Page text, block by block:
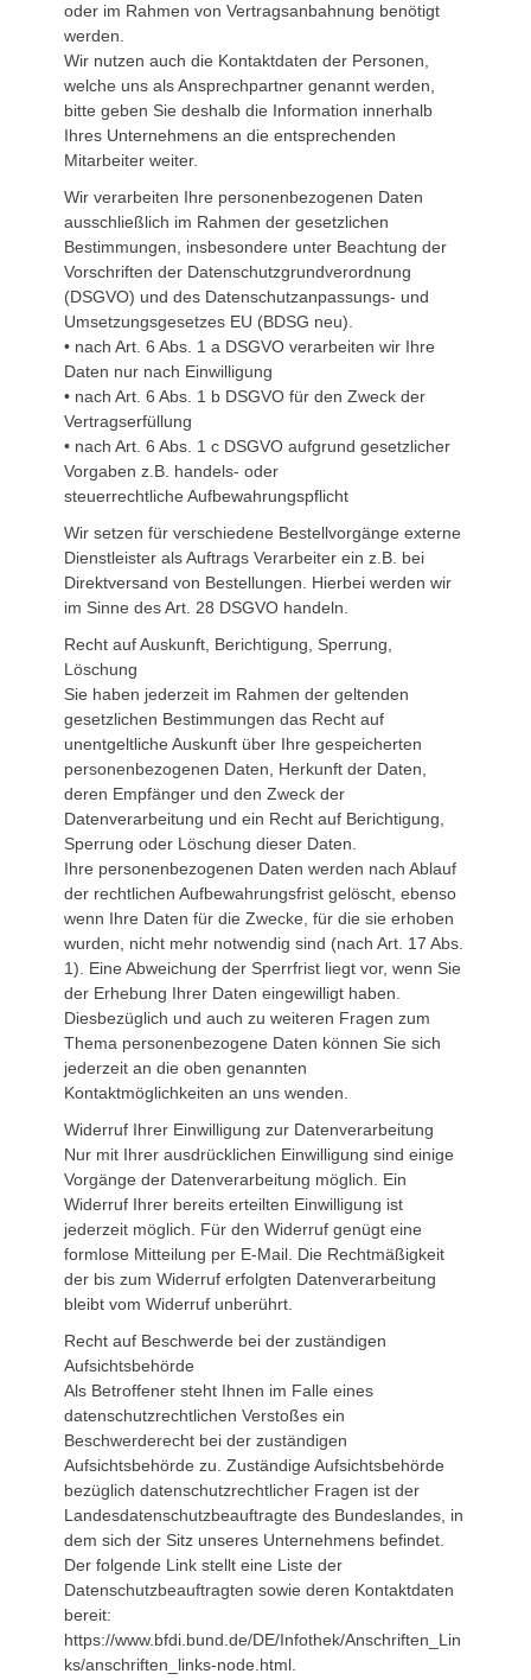
oder im Rahmen von Vertragsanbahnung benötigt
werden.
Wir nutzen auch die Kontaktdaten der Personen,
welche uns als Ansprechpartner genannt werden,
bitte geben Sie deshalb die Information innerhalb
Ihres Unternehmens an die entsprechenden
Mitarbeiter weiter.
Wir verarbeiten Ihre personenbezogenen Daten
ausschließlich im Rahmen der gesetzlichen
Bestimmungen, insbesondere unter Beachtung der
Vorschriften der Datenschutzgrundverordnung
(DSGVO) und des Datenschutzanpassungs- und
Umsetzungsgesetzes EU (BDSG neu).
• nach Art. 6 Abs. 1 a DSGVO verarbeiten wir Ihre
Daten nur nach Einwilligung
• nach Art. 6 Abs. 1 b DSGVO für den Zweck der
Vertragserfüllung
• nach Art. 6 Abs. 1 c DSGVO aufgrund gesetzlicher
Vorgaben z.B. handels- oder
steuerrechtliche Aufbewahrungspflicht
Wir setzen für verschiedene Bestellvorgänge externe
Dienstleister als Auftrags Verarbeiter ein z.B. bei
Direktversand von Bestellungen. Hierbei werden wir
im Sinne des Art. 28 DSGVO handeln.
Recht auf Auskunft, Berichtigung, Sperrung,
Löschung
Sie haben jederzeit im Rahmen der geltenden
gesetzlichen Bestimmungen das Recht auf
unentgeltliche Auskunft über Ihre gespeicherten
personenbezogenen Daten, Herkunft der Daten,
deren Empfänger und den Zweck der
Datenverarbeitung und ein Recht auf Berichtigung,
Sperrung oder Löschung dieser Daten.
Ihre personenbezogenen Daten werden nach Ablauf
der rechtlichen Aufbewahrungsfrist gelöscht, ebenso
wenn Ihre Daten für die Zwecke, für die sie erhoben
wurden, nicht mehr notwendig sind (nach Art. 17 Abs.
1). Eine Abweichung der Sperrfrist liegt vor, wenn Sie
der Erhebung Ihrer Daten eingewilligt haben.
Diesbezüglich und auch zu weiteren Fragen zum
Thema personenbezogene Daten können Sie sich
jederzeit an die oben genannten
Kontaktmöglichkeiten an uns wenden.
Widerruf Ihrer Einwilligung zur Datenverarbeitung
Nur mit Ihrer ausdrücklichen Einwilligung sind einige
Vorgänge der Datenverarbeitung möglich. Ein
Widerruf Ihrer bereits erteilten Einwilligung ist
jederzeit möglich. Für den Widerruf genügt eine
formlose Mitteilung per E-Mail. Die Rechtmäßigkeit
der bis zum Widerruf erfolgten Datenverarbeitung
bleibt vom Widerruf unberührt.
Recht auf Beschwerde bei der zuständigen
Aufsichtsbehörde
Als Betroffener steht Ihnen im Falle eines
datenschutzrechtlichen Verstoßes ein
Beschwerderecht bei der zuständigen
Aufsichtsbehörde zu. Zuständige Aufsichtsbehörde
bezüglich datenschutzrechtlicher Fragen ist der
Landesdatenschutzbeauftragte des Bundeslandes, in
dem sich der Sitz unseres Unternehmens befindet.
Der folgende Link stellt eine Liste der
Datenschutzbeauftragten sowie deren Kontaktdaten
bereit:
https://www.bfdi.bund.de/DE/Infothek/Anschriften_Lin
ks/anschriften_links-node.html.